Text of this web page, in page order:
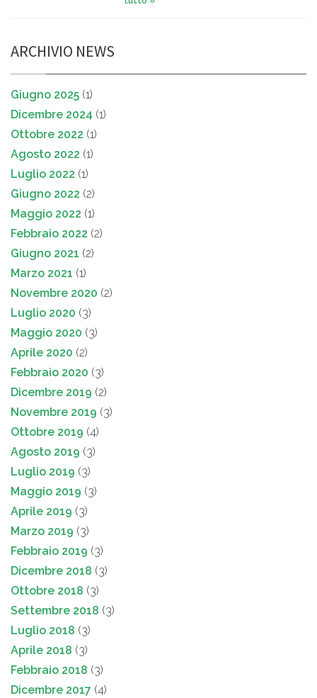
ARCHIVIO NEWS
Giugno 2025 (1)
Dicembre 2024 (1)
Ottobre 2022 (1)
Agosto 2022 (1)
Luglio 2022 (1)
Giugno 2022 (2)
Maggio 2022 (1)
Febbraio 2022 (2)
Giugno 2021 (2)
Marzo 2021 (1)
Novembre 2020 (2)
Luglio 2020 (3)
Maggio 2020 (3)
Aprile 2020 (2)
Febbraio 2020 (3)
Dicembre 2019 (2)
Novembre 2019 (3)
Ottobre 2019 (4)
Agosto 2019 (3)
Luglio 2019 (3)
Maggio 2019 (3)
Aprile 2019 (3)
Marzo 2019 (3)
Febbraio 2019 (3)
Dicembre 2018 (3)
Ottobre 2018 (3)
Settembre 2018 (3)
Luglio 2018 (3)
Aprile 2018 (3)
Febbraio 2018 (3)
Dicembre 2017 (4)